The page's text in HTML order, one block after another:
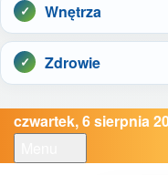
Wnętrza
Zdrowie
czwartek, 6 sierpnia